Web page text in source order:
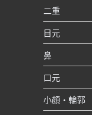
二重
目元
鼻
口元
小顔・輪郭